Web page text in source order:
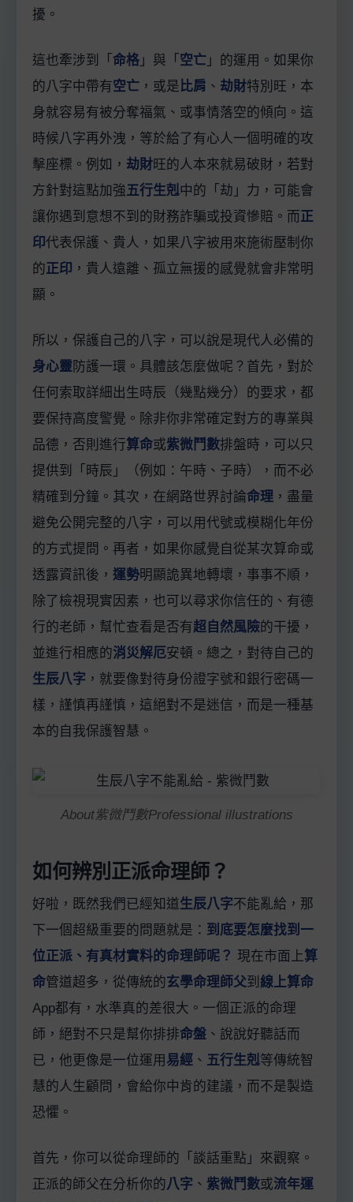
擾。
這也牽涉到「 命格 」與「 空亡 」的運用。如果你
的八字中帶有空亡 ，或是 比肩 、 劫財特別旺，本
身就容易有被分奪福氣、或事情落空的傾向。這
時候八字再外洩，等於給了有心人一個明確的攻
擊座標。例如， 劫財旺的人本來就易破財，若對
方針對這點加強五行生剋中的「劫」力，可能會
讓你遇到意想不到的財務詐騙或投資慘賠。而正
印代表保護、貴人，如果八字被用來施術壓制你
的正印 ，貴人遠離、孤立無援的感覺就會非常明
顯。
所以，保護自己的八字，可以說是現代人必備的
身心靈防護一環。具體該怎麼做呢？首先，對於
任何索取詳細出生時辰（幾點幾分）的要求，都
要保持高度警覺。除非你非常確定對方的專業與
品德，否則進行算命或紫微鬥數排盤時，可以只
提供到「時辰」（例如：午時、子時），而不必
精確到分鐘。其次，在網路世界討論命理 ，盡量
避免公開完整的八字，可以用代號或模糊化年份
的方式提問。再者，如果你感覺自從某次算命或
透露資訊後， 運勢明顯詭異地轉壞，事事不順，
除了檢視現實因素，也可以尋求你信任的、有德
行的老師，幫忙查看是否有超自然風險的干擾，
並進行相應的消災解厄安頓。總之，對待自己的
生辰八字 ，就要像對待身份證字號和銀行密碼一
樣，謹慎再謹慎，這絕對不是迷信，而是一種基
本的自我保護智慧。
About紫微鬥數Professional illustrations
如何辨別正派命理師？
好啦，既然我們已經知道生辰八字不能亂給，那
下一個超級重要的問題就是： 到底要怎麼找到一
位正派、有真材實料的命理師呢？ 現在市面上算
命管道超多，從傳統的玄學命理師父到 線上算命
App都有，水準真的差很大。一個正派的命理
師，絕對不只是幫你排排命盤 、說說好聽話而
已，他更像是一位運用 易經 、 五行生剋等傳統智
慧的人生顧問，會給你中肯的建議，而不是製造
恐懼。
首先，你可以從命理師的「談話重點」來觀察。
正派的師父在分析你的八字 、 紫微鬥數或流年運